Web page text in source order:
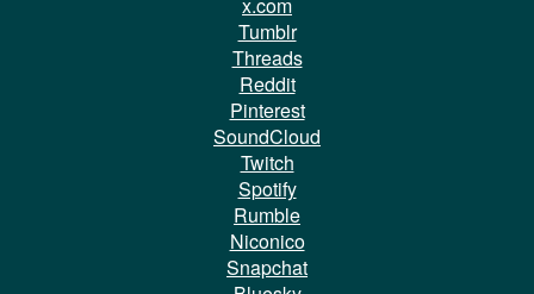
Tumblr
Threads
Reddit
Pinterest
SoundCloud
Twitch
Spotify
Rumble
Niconico
Snapchat